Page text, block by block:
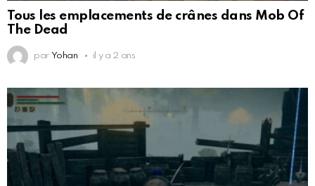
Tous les emplacements de crânes dans Mob Of
The Dead
par Yohan il y a 2 ans